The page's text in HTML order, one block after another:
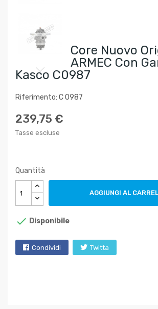
Core Nuovo
ARMEC Con
Kasco C0987
Riferimento: C 0987
239,75 €
Tasse escluse
Quantità
AGGIUNGI AL
 Disponibile
Condividi Twitta